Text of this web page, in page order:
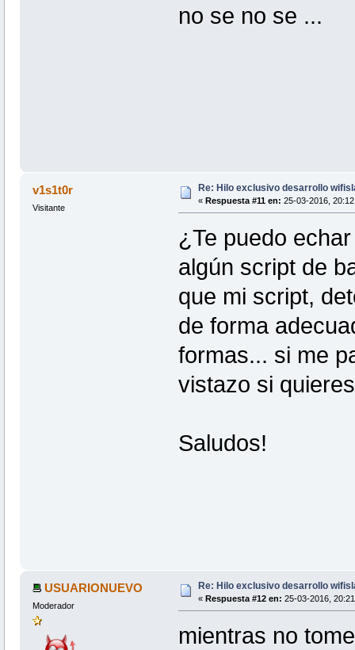
no se no se ...
v1s1t0r
Visitante
Re: Hilo exclusivo desarrollo
« Respuesta #11 en: 25-03-2016,
¿Te puedo
algún script de
que mi script,
de forma
formas... si me
vistazo si
Saludos!
USUARIONUEVO
Moderador
Re: Hilo exclusivo desarrollo
« Respuesta #12 en: 25-03-2016,
mientras no